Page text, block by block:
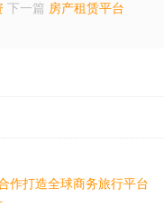
下一篇 房产租赁平台
作打造全球商务旅行平台